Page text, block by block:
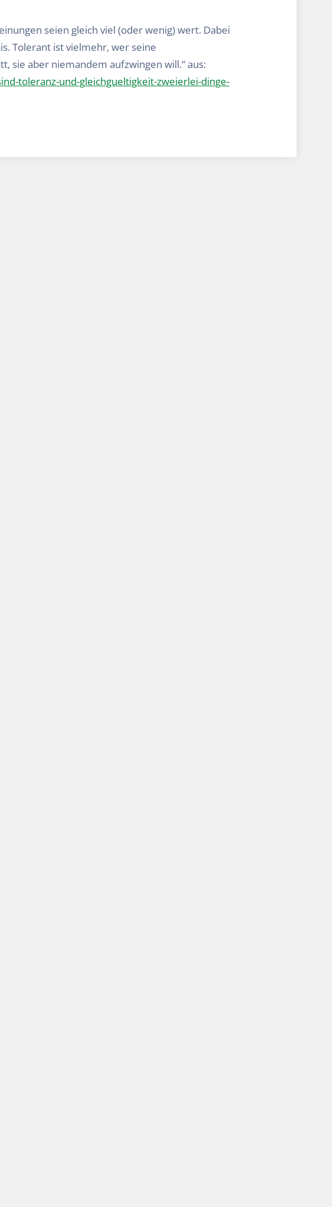
seien gleich viel (oder wenig) wert. Dabei
Tolerant ist vielmehr, wer seine
sie aber niemandem aufzwingen will.“ aus:
toleranz-und-gleichgueltigkeit-zweierlei-dinge-